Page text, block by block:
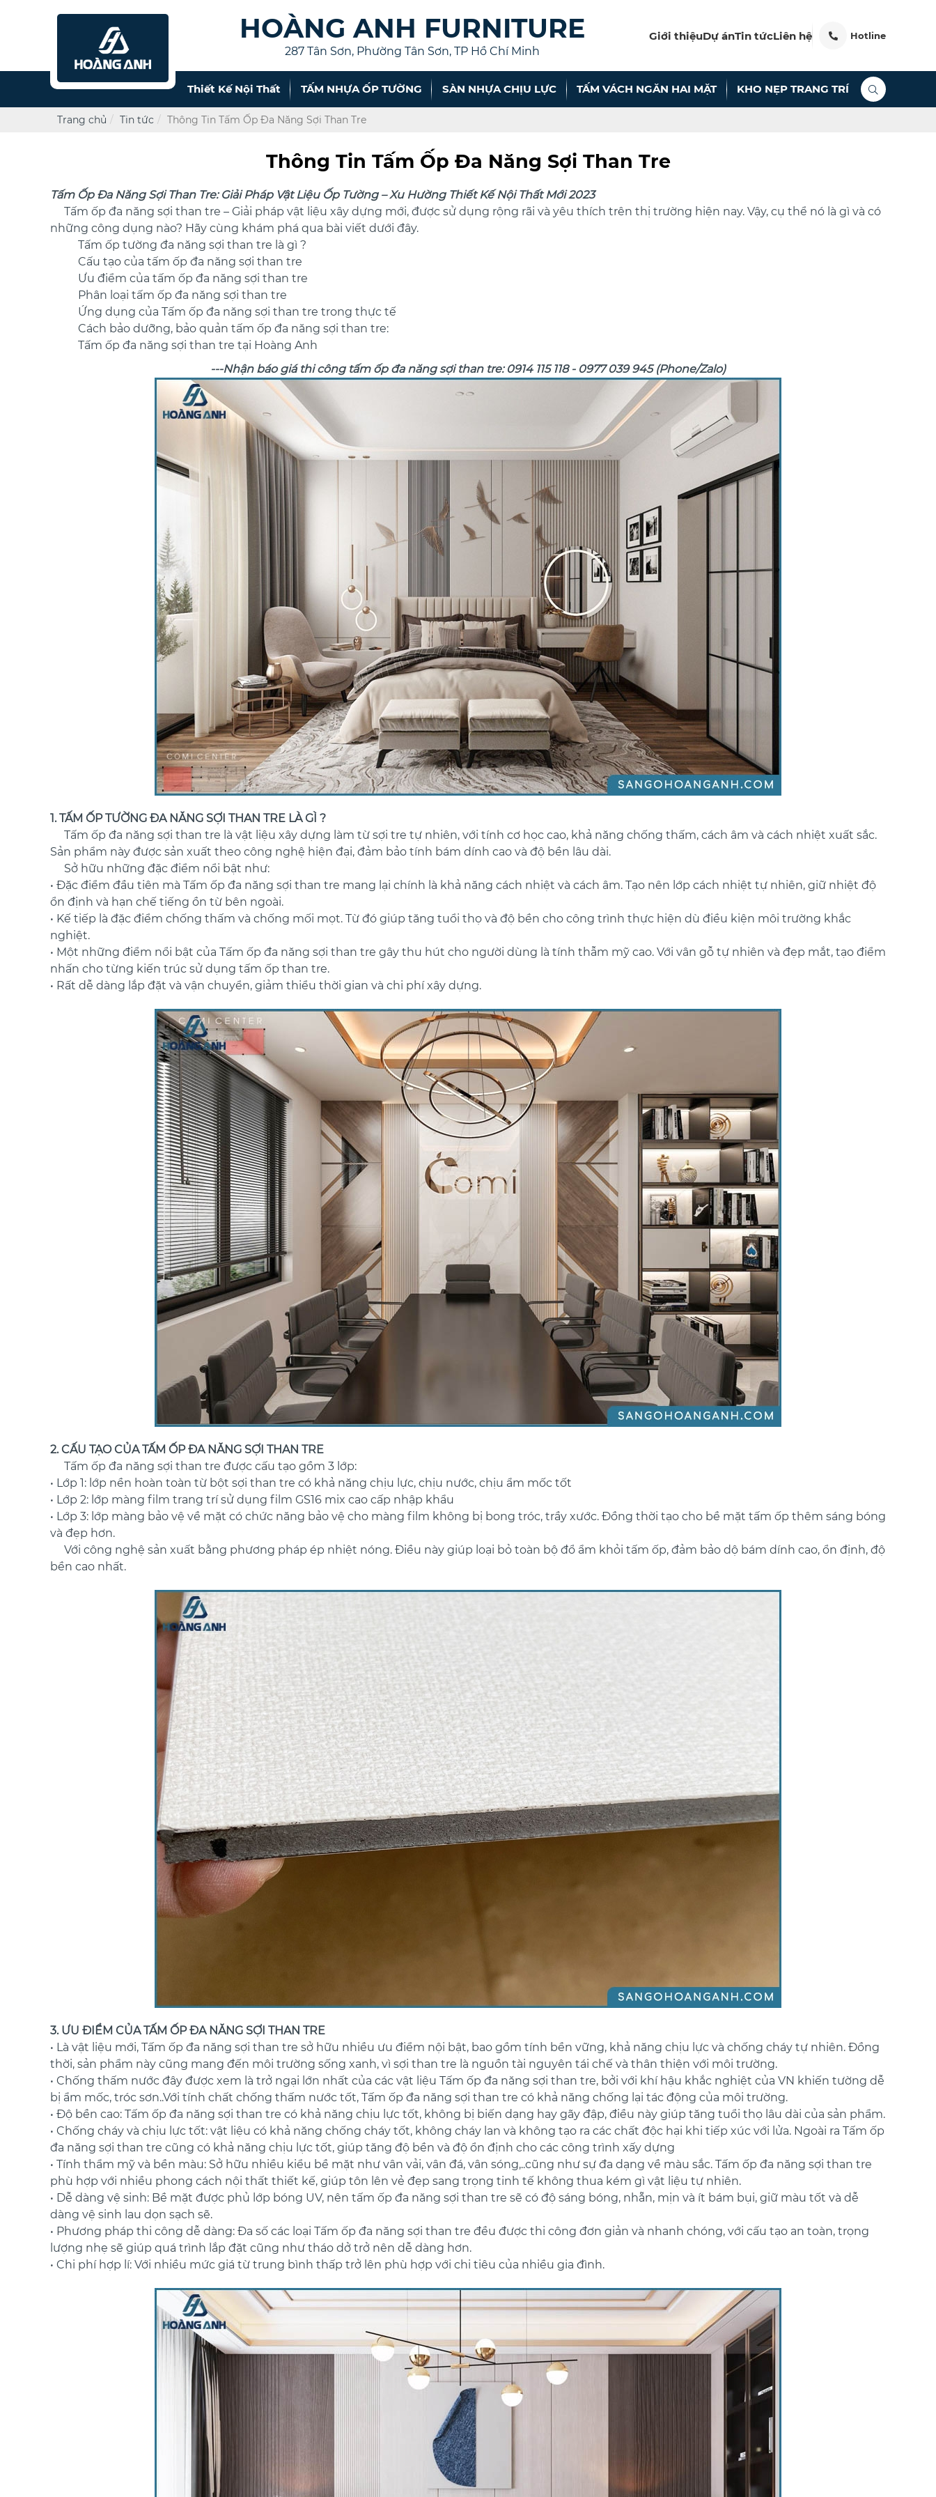
HOÀNG ANH FURNITURE
287 Tân Sơn, Phường Tân Sơn, TP Hồ Chí Minh
Giới thiệuDự ánTin tứcLiên hệ Hotline
Thiết Kế Nội Thất TẤM NHỰA ỐP TƯỜNG SÀN NHỰA CHỊU LỰC TẤM VÁCH NGĂN HAI MẶT KHO NẸP TRANG TRÍ
Trang chủ Tin tức Thông Tin Tấm Ốp Đa Năng Sợi Than Tre
Thông Tin Tấm Ốp Đa Năng Sợi Than Tre
Tấm Ốp Đa Năng Sợi Than Tre: Giải Pháp Vật Liệu Ốp Tường – Xu Hường Thiết Kế Nội Thất Mới 2023
Tấm ốp đa năng sợi than tre – Giải pháp vật liệu xây dựng mới, được sử dụng rộng rãi và yêu thích trên thị trường hiện nay. Vậy, cụ thể nó là gì và có
những công dụng nào? Hãy cùng khám phá qua bài viết dưới đây.
Tấm ốp tường đa năng sợi than tre là gì ?
Cấu tạo của tấm ốp đa năng sợi than tre
Ưu điểm của tấm ốp đa năng sợi than tre
Phân loại tấm ốp đa năng sợi than tre
Ứng dụng của Tấm ốp đa năng sợi than tre trong thực tế
Cách bảo dưỡng, bảo quản tấm ốp đa năng sợi than tre:
Tấm ốp đa năng sợi than tre tại Hoàng Anh
---Nhận báo giá thi công tấm ốp đa năng sợi than tre: 0914 115 118 - 0977 039 945 (Phone/Zalo)
1. TẤM ỐP TƯỜNG ĐA NĂNG SỢI THAN TRE LÀ GÌ ?
Tấm ốp đa năng sợi than tre là vật liệu xây dựng làm từ sợi tre tự nhiên, với tính cơ học cao, khả năng chống thấm, cách âm và cách nhiệt xuất sắc.
Sản phẩm này được sản xuất theo công nghệ hiện đại, đảm bảo tính bám dính cao và độ bền lâu dài.
Sở hữu những đặc điểm nổi bật như:
• Đặc điểm đầu tiên mà Tấm ốp đa năng sợi than tre mang lại chính là khả năng cách nhiệt và cách âm. Tạo nên lớp cách nhiệt tự nhiên, giữ nhiệt độ
ổn định và hạn chế tiếng ồn từ bên ngoài.
• Kế tiếp là đặc điểm chống thấm và chống mối mọt. Từ đó giúp tăng tuổi thọ và độ bền cho công trình thực hiện dù điều kiện môi trường khắc
nghiệt.
• Một những điểm nổi bật của Tấm ốp đa năng sợi than tre gây thu hút cho người dùng là tính thẫm mỹ cao. Với vân gỗ tự nhiên và đẹp mắt, tạo điểm
nhấn cho từng kiến trúc sử dụng tấm ốp than tre.
• Rất dễ dàng lắp đặt và vận chuyển, giảm thiểu thời gian và chi phí xây dựng.
2. CẤU TẠO CỦA TẤM ỐP ĐA NĂNG SỢI THAN TRE
Tấm ốp đa năng sợi than tre được cấu tạo gồm 3 lớp:
• Lớp 1: lớp nền hoàn toàn từ bột sợi than tre có khả năng chịu lực, chịu nước, chịu ẩm mốc tốt
• Lớp 2: lớp màng film trang trí sử dụng film GS16 mix cao cấp nhập khẩu
• Lớp 3: lớp màng bảo vệ về mặt có chức năng bảo vệ cho màng film không bị bong tróc, trầy xước. Đồng thời tạo cho bề mặt tấm ốp thêm sáng bóng
và đẹp hơn.
Với công nghệ sản xuất bằng phương pháp ép nhiệt nóng. Điều này giúp loại bỏ toàn bộ đổ ẩm khỏi tấm ốp, đảm bảo dộ bám dính cao, ổn định, độ
bền cao nhất.
3. ƯU ĐIỂM CỦA TẤM ỐP ĐA NĂNG SỢI THAN TRE
• Là vật liệu mới, Tấm ốp đa năng sợi than tre sở hữu nhiều ưu điểm nội bật, bao gồm tính bền vững, khả năng chịu lực và chống cháy tự nhiên. Đồng
thời, sản phẩm này cũng mang đến môi trường sống xanh, vì sợi than tre là nguồn tài nguyên tái chế và thân thiện với môi trường.
• Chống thấm nước đây được xem là trở ngại lớn nhất của các vật liệu Tấm ốp đa năng sợi than tre, bởi với khí hậu khắc nghiệt của VN khiến tường dễ
bị ẩm mốc, tróc sơn..Với tính chất chống thấm nước tốt, Tấm ốp đa năng sợi than tre có khả năng chống lại tác động của môi trường.
• Độ bền cao: Tấm ốp đa năng sợi than tre có khả năng chịu lực tốt, không bị biến dạng hay gãy đập, điều này giúp tăng tuổi thọ lâu dài của sản phẩm.
• Chống cháy và chịu lực tốt: vật liệu có khả năng chống cháy tốt, không cháy lan và không tạo ra các chất độc hại khi tiếp xúc với lửa. Ngoài ra Tấm ốp
đa năng sợi than tre cũng có khả năng chịu lực tốt, giúp tăng độ bền và độ ổn định cho các công trình xấy dựng
• Tính thẩm mỹ và bền màu: Sở hữu nhiều kiểu bề mặt như vân vải, vân đá, vân sóng,..cũng như sự đa dạng về màu sắc. Tấm ốp đa năng sợi than tre
phù hợp với nhiều phong cách nội thất thiết kế, giúp tôn lên vẻ đẹp sang trọng tinh tế không thua kém gì vật liệu tự nhiên.
• Dễ dàng vệ sinh: Bề mặt được phủ lớp bóng UV, nên tấm ốp đa năng sợi than tre sẽ có độ sáng bóng, nhẵn, mịn và ít bám bụi, giữ màu tốt và dễ
dàng vệ sinh lau dọn sạch sẽ.
• Phương pháp thi công dễ dàng: Đa số các loại Tấm ốp đa năng sợi than tre đều được thi công đơn giản và nhanh chóng, với cấu tạo an toàn, trọng
lượng nhẹ sẽ giúp quá trình lắp đặt cũng như tháo dở trở nên dễ dàng hơn.
• Chi phí hợp lí: Với nhiều mức giá từ trung bình thấp trở lên phù hợp với chi tiêu của nhiều gia đình.